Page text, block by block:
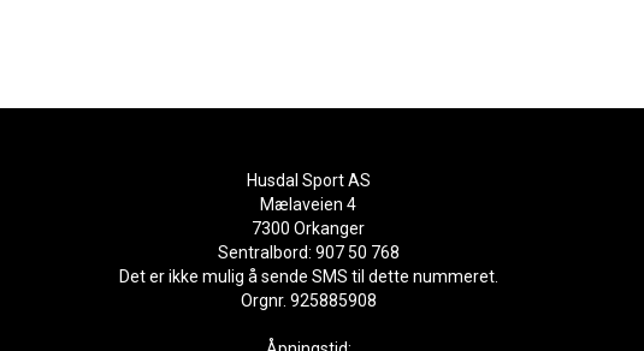
Husdal Sport AS
Mælaveien 4
7300 Orkanger
Sentralbord: 907 50 768
Det er ikke mulig å sende SMS til dette nummeret.
Orgnr. 925885908